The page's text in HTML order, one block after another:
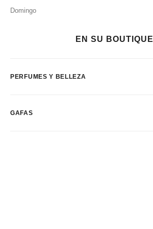
Domingo
EN SU BOUTIQUE
PERFUMES Y BELLEZA
GAFAS